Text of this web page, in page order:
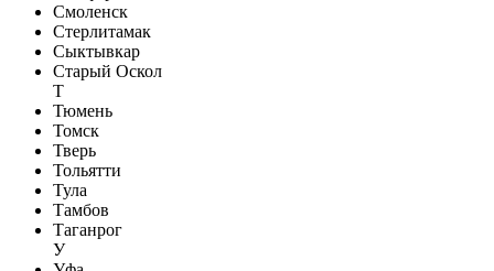
Смоленск
Стерлитамак
Сыктывкар
Старый Оскол
Т
Тюмень
Томск
Тверь
Тольятти
Тула
Тамбов
Таганрог
У